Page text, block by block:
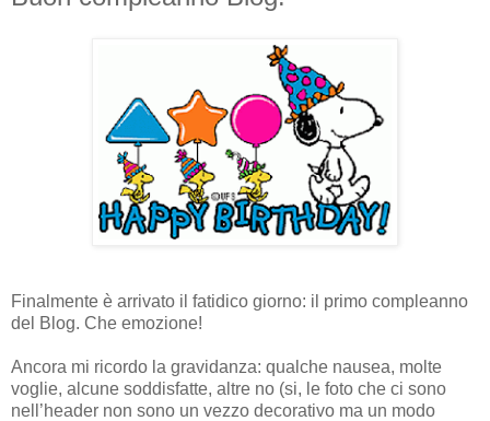
Finalmente è arrivato il fatidico giorno: il primo compleanno
del Blog. Che emozione!
Ancora mi ricordo la gravidanza: qualche nausea, molte
voglie, alcune soddisfatte, altre no (si, le foto che ci sono
nell’header non sono un vezzo decorativo ma un modo